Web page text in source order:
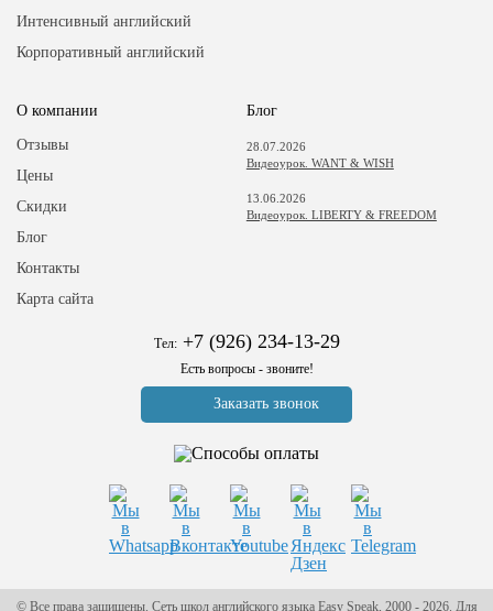
Интенсивный английский
Корпоративный английский
О компании
Отзывы
Цены
Скидки
Блог
Контакты
Карта сайта
Блог
28.07.2026
Видеоурок. WANT & WISH
13.06.2026
Видеоурок. LIBERTY & FREEDOM
Тел: +7 (926) 234-13-29
Есть вопросы - звоните!
Заказать звонок
© Все права защищены. Сеть школ английского языка Easy Speak, 2000 - 2026. Для